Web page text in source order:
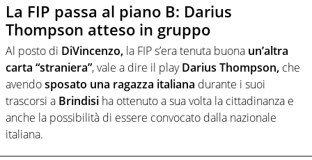
La FIP passa al piano B: Darius
Thompson atteso in gruppo
Al posto di DiVincenzo, la FIP s’era tenuta buona un’altra
carta “straniera”, vale a dire il playDarius Thompson, che
avendosposato una ragazza italiana durante i suoi
trascorsi a Brindisi ha ottenuto a sua volta la cittadinanza e
anche la possibilità di essere convocato dalla nazionale
italiana.